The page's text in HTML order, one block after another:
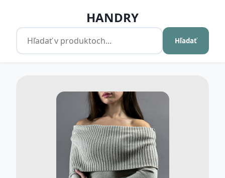
HANDRY
Hľadať